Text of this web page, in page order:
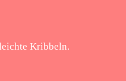
Kribbeln.